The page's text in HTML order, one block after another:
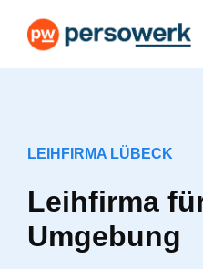
LEIHFIRMA LÜBECK
Leihfirma
Umgebung